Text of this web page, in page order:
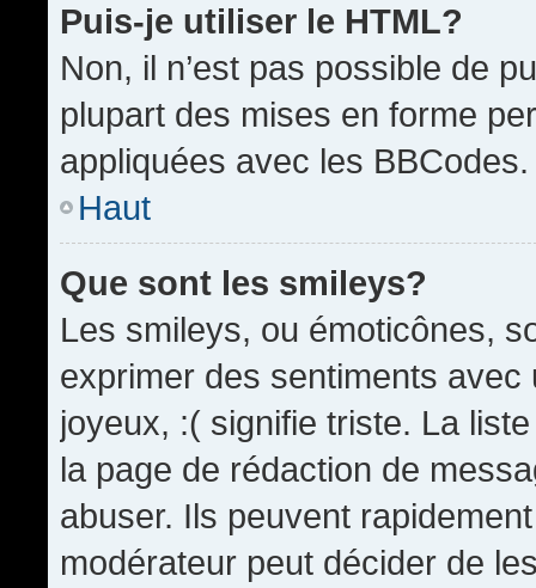
Puis-je utiliser le HTML?
Non, il n’est pas possible de
plupart des mises en forme
appliquées avec les BBCodes.
Haut
Que sont les smileys?
Les smileys, ou émoticônes,
exprimer des sentiments
joyeux, :( signifie triste. La
la page de rédaction de
abuser. Ils peuvent
modérateur peut décider de